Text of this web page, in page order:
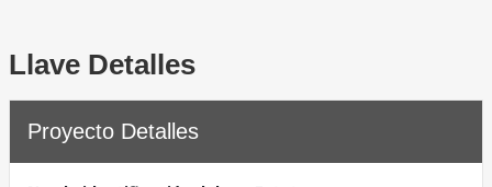
Llave Detalles
Proyecto Detalles